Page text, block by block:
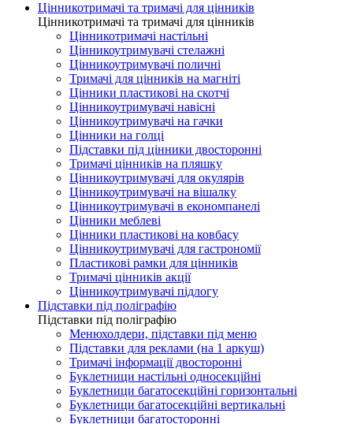
Цінникотримачі та тримачі для цінників
Цінникотримачі та тримачі для цінників
Цінникотримачі настільні
Цінникоутримувачі стелажні
Цінникоутримувачі поличні
Тримачі для цінників на магніті
Цінники пластикові на скотчі
Цінникоутримувачі навісні
Цінникоутримувачі на гачки
Цінники на голці
Підставки під цінники двосторонні
Тримачі цінників на пляшку
Цінникоутримувачі для окулярів
Цінникоутримувачі на вішалку
Цінникоутримувачі в економпанелі
Цінники меблеві
Цінники пластикові на ковбасу
Цінникоутримувачі для гастрономії
Пластикові рамки для цінників
Тримачі цінників акції
Цінникоутримувачі підлогу
Підставки під поліграфію
Підставки під поліграфію
Менюхолдери, підставки під меню
Підставки для реклами (на 1 аркуш)
Тримачі інформації двосторонні
Буклетници настільні односекційні
Буклетници багатосекційні горизонтальні
Буклетници багатосекційні вертикальні
Буклетници багатосторонні